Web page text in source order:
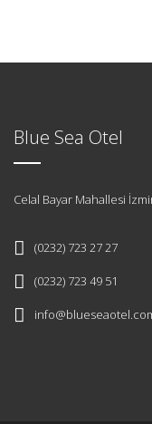
Blue Sea Otel
Celal Bayar Mahallesi
(0232) 723 27 27
(0232) 723 49 51